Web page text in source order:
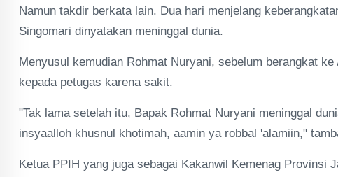
Namun takdir berkata lain. Dua hari menjelang
Singomari dinyatakan meninggal dunia.
Menyusul kemudian Rohmat Nuryani, sebelum berangkat
kepada petugas karena sakit.
"Tak lama setelah itu, Bapak Rohmat Nuryani meninggal
insyaalloh khusnul khotimah, aamin ya robbal 'alamiin,"
Ketua PPIH yang juga sebagai Kakanwil Kemenag Provinsi